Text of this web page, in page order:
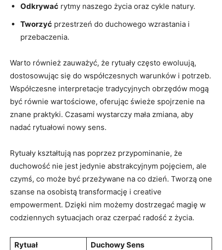
Odkrywać rytmy naszego życia oraz cykle natury.
Tworzyć przestrzeń do duchowego wzrastania i
przebaczenia.
Warto również zauważyć, że rytuały często ewoluują,
dostosowując się do współczesnych warunków i potrzeb.
Współczesne interpretacje tradycyjnych obrzędów mogą
być równie wartościowe, oferując świeże spojrzenie na
znane praktyki. Czasami wystarczy mała zmiana, aby
nadać rytuałowi nowy sens.
Rytuały kształtują nas poprzez przypominanie, że
duchowość nie jest jedynie abstrakcyjnym pojęciem, ale
czymś, co może być przeżywane na co dzień. Tworzą one
szanse na osobistą transformację i creative
empowerment. Dzięki nim możemy dostrzegać magię w
codziennych sytuacjach oraz czerpać radość z życia.
Rytuał
Duchowy Sens